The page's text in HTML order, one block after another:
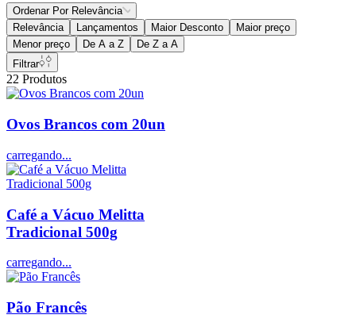
Ordenar Por Relevância
Relevância
Lançamentos Maior Desconto
Maior preço
Menor preço
De A a Z
De Z a A
Filtrar
22 Produtos
Ovos Brancos com 20un
carregando...
Café a Vácuo Melitta
Tradicional 500g
carregando...
Pão Francês